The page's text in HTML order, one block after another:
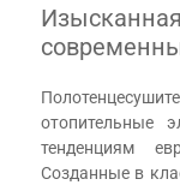
отопительные
тенденциям
Созданные в